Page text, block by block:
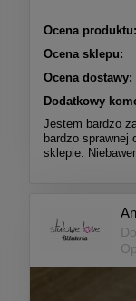
Ocena produktu:
Ocena sklepu:
Ocena dostawy:
Dodatkowy
Jestem bardzo
bardzo sprawnej
sklepie.